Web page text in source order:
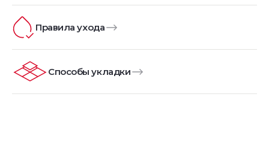
Правила ухода
Способы укладки